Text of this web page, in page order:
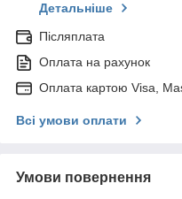
Детальніше
Післяплата
Оплата на рахунок
Оплата картою Visa,
Всі умови оплати
Умови повернення